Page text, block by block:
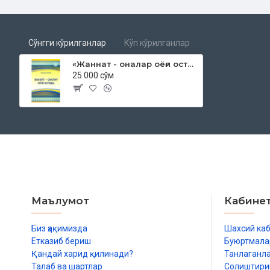
Сўнгги кўрилганлар Кўп кўрилганлар
«Жаннат - оналар оёғи остида»
25 000 сўм
Маълумот
Биз ҳақимизда
Етказиб бериш
Қандай харид қилинади?
Талаб ва шартлар
Шахсий